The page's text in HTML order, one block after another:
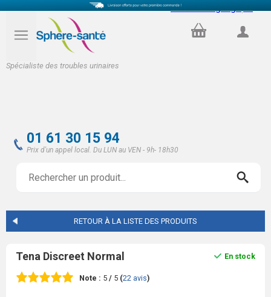
Spécialiste des troubles urinaires
Select Language
PANIER
01 61 30 15 94
Prix d'un appel local. Du LUN au VEN - 9h- 18h30
RETOUR À LA LISTE DES PRODUITS
En stock
Tena Discreet Normal
Note : 5 / 5 (22 avis)